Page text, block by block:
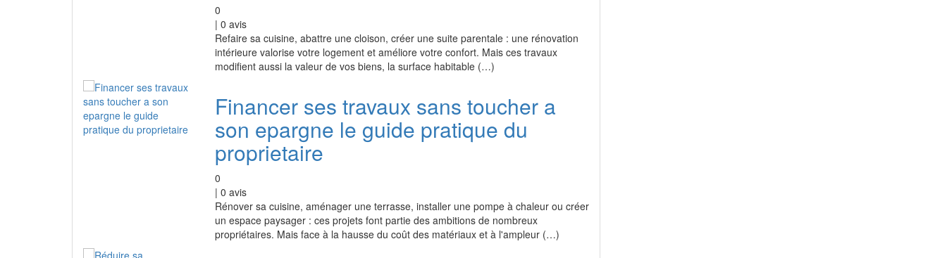
0
| 0 avis
Refaire sa cuisine, abattre une cloison, créer une suite parentale : une rénovation
intérieure valorise votre logement et améliore votre confort. Mais ces travaux
modifient aussi la valeur de vos biens, la surface habitable (…)
Financer ses travaux sans toucher a
son epargne le guide pratique du
proprietaire
0
| 0 avis
Rénover sa cuisine, aménager une terrasse, installer une pompe à chaleur ou créer
un espace paysager : ces projets font partie des ambitions de nombreux
propriétaires. Mais face à la hausse du coût des matériaux et à l'ampleur (…)